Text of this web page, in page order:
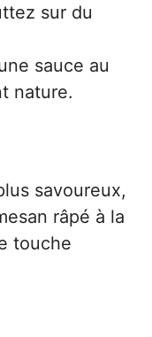
sur du
sauce au
nature.
savoureux,
râpé à la
touche